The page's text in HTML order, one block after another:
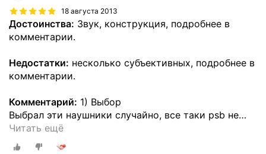
18 августа 2013
Достоинства: Звук, конструкция, подробнее в
комментарии.
Недостатки: несколько субъективных, подробнее в
комментарии.
Комментарий: 1) Выбор
Выбрал эти наушники случайно, все таки psb не…
Читать ещё